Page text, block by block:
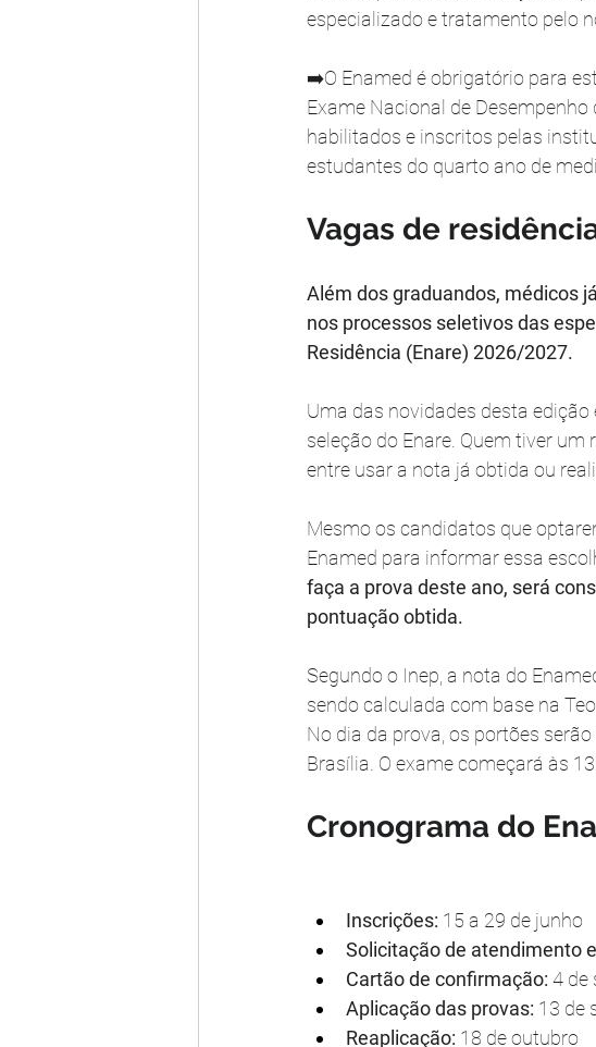
especializado e tratamento pelo
➡️O Enamed é obrigatório para
Exame Nacional de Desempenho
habilitados e inscritos pelas
estudantes do quarto ano de
Vagas de
Além dos graduandos, médicos
nos processos seletivos das
Residência (Enare) 2026/2027.
Uma das novidades desta
seleção do Enare. Quem tiver
entre usar a nota já obtida ou
Mesmo os candidatos que
Enamed para informar essa
faça a prova deste ano, será
pontuação obtida.
Segundo o Inep, a nota do
sendo calculada com base na
No dia da prova, os portões
Brasília. O exame começará às
Cronograma do
Inscrições: 15 a 29 de junho
Solicitação de atendimento
Cartão de confirmação: 4 de
Aplicação das provas: 13 de
Reaplicação: 18 de outubro